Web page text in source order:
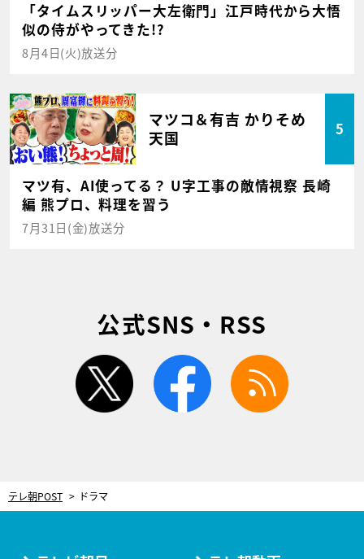
「タイムスリッパー大左衛門」江戸時代から大悟
似の侍がやってきた!?
8月4日(火)放送分
マツコ＆有吉 かりそめ
天国
5
マツ有、AI使ってる？ U字工事の敵情視察 長崎
編 熊プロ、料理を習う
7月31日(金)放送分
公式SNS・RSS
twitter facebook
テレ朝POST ドラマ